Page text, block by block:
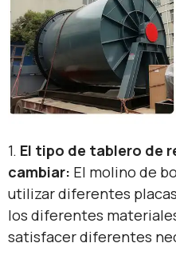
1. El tipo de tablero de
cambiar: El molino de
utilizar diferentes
los diferentes
satisfacer diferentes